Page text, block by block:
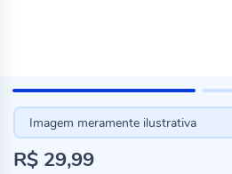
Imagem meramente ilustrativa
R$ 29,99